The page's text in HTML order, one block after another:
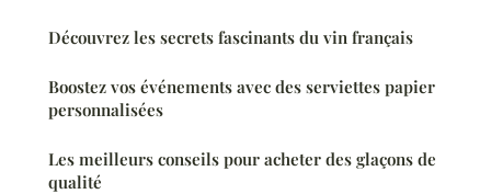
Découvrez les secrets fascinants du vin français
Boostez vos événements avec des serviettes papier
personnalisées
Les meilleurs conseils pour acheter des glaçons de
qualité